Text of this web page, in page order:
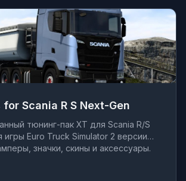
Scania R S Next-Gen
тюнинг-пак XT для Scania R/S
игры Euro Truck Simulator 2 версии
значки, скины и аксессуары.